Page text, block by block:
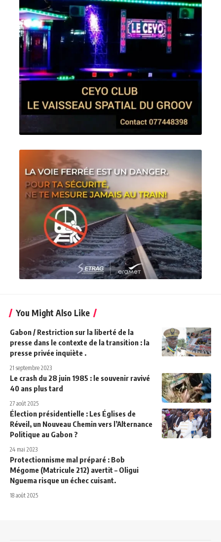
You Might Also Like
Gabon / Restriction sur la liberté de la
presse dans le contexte de la transition : la
presse privée inquiète .
21 septembre 2023
Le crash du 28 juin 1985 : le souvenir ravivé
40 ans plus tard
27 août 2025
Élection présidentielle : Les Églises de
Réveil, un Nouveau Chemin vers l’Alternance
Politique au Gabon ?
24 mai 2023
Protectionnisme mal préparé : Bob
Mégome (Matricule 212) avertit – Oligui
Nguema risque un échec cuisant.
18 août 2025